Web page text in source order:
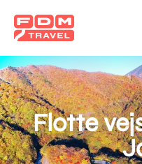
Gå
til
hovedindhold
Flotte